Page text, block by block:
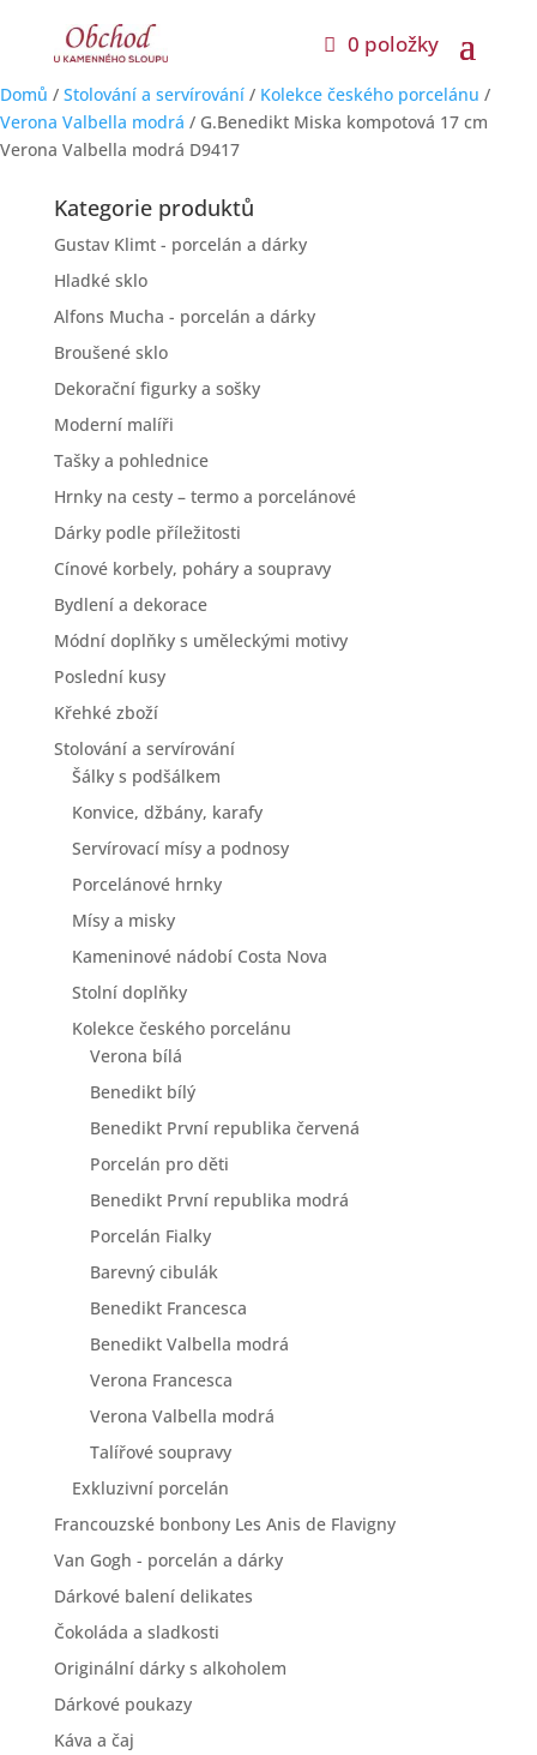
0 položky
Domů / Stolování a servírování / Kolekce českého porcelánu /
Verona Valbella modrá / G.Benedikt Miska kompotová 17 cm
Verona Valbella modrá D9417
Kategorie produktů
Gustav Klimt - porcelán a dárky
Hladké sklo
Alfons Mucha - porcelán a dárky
Broušené sklo
Dekorační figurky a sošky
Moderní malíři
Tašky a pohlednice
Hrnky na cesty – termo a porcelánové
Dárky podle příležitosti
Cínové korbely, poháry a soupravy
Bydlení a dekorace
Módní doplňky s uměleckými motivy
Poslední kusy
Křehké zboží
Stolování a servírování
Šálky s podšálkem
Konvice, džbány, karafy
Servírovací mísy a podnosy
Porcelánové hrnky
Mísy a misky
Kameninové nádobí Costa Nova
Stolní doplňky
Kolekce českého porcelánu
Verona bílá
Benedikt bílý
Benedikt První republika červená
Porcelán pro děti
Benedikt První republika modrá
Porcelán Fialky
Barevný cibulák
Benedikt Francesca
Benedikt Valbella modrá
Verona Francesca
Verona Valbella modrá
Talířové soupravy
Exkluzivní porcelán
Francouzské bonbony Les Anis de Flavigny
Van Gogh - porcelán a dárky
Dárkové balení delikates
Čokoláda a sladkosti
Originální dárky s alkoholem
Dárkové poukazy
Káva a čaj